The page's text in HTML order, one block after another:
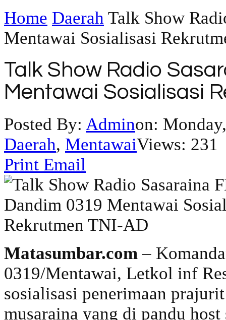
Home Daerah Talk Show
Mentawai Sosialisasi
Talk Show Radio
Mentawai Sosialisasi
Posted By: Adminon:
Daerah, MentawaiViews: 231
Print Email
Matasumbar.com –
0319/Mentawai, Letkol inf
sosialisasi penerimaan
musaraina yang di pandu